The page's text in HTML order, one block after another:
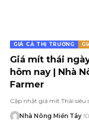
GIÁ CẢ THỊ TRƯỜNG
Giá mít thái
hôm nay | Nhà
Farmer
Cập nhật giá mít Thái
Nhà Nông Miền Tây